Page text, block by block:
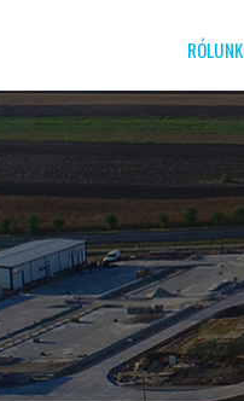
RÓLUNK